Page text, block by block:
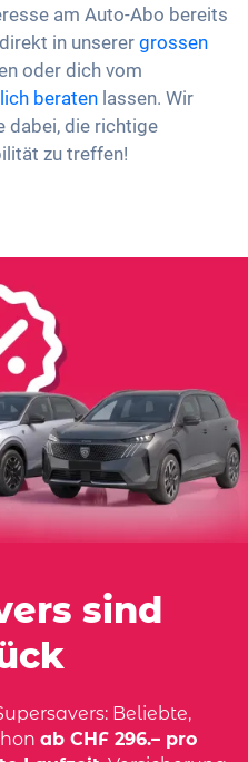
am Auto-Abo bereits
in unserer grossen
oder dich vom
beraten lassen. Wir
dabei, die richtige
zu treffen!
sind
Beliebte,
ab CHF 296.– pro